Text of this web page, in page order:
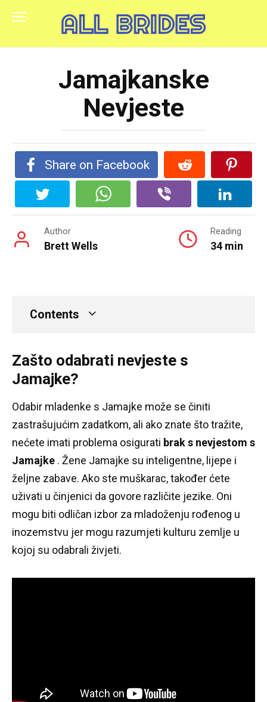
Jamajkanske
Nevjeste
Share on Facebook
Author
Brett Wells
Reading
34 min
Contents
Zašto odabrati nevjeste s
Jamajke?
Odabir mladenke s Jamajke može se činiti
zastrašujućim zadatkom, ali ako znate što tražite,
nećete imati problema osigurati brak s nevjestom s
Jamajke . Žene Jamajke su inteligentne, lijepe i
željne zabave. Ako ste muškarac, također ćete
uživati ​​u činjenici da govore različite jezike. Oni
mogu biti odličan izbor za mladoženju rođenog u
inozemstvu jer mogu razumjeti kulturu zemlje u
kojoj su odabrali živjeti.